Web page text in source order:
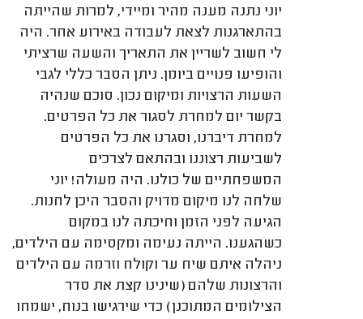
יוני נתנה מענה מהיר ומיידי, למרות שהייתה
בהתארגנות לצאת לעבודה באירוע אחר. היה
לי חשוב לשריין את התאריך והשעה שרציתי
והופיעו פנויים ביומן. ניתן הסבר כללי לגבי
השעות הרצויות ומיקום נכון. סוכם שנהיה
בקשר יום למחרת לסגור את כל הפרטים.
למחרת דיברנו, וסגרנו את כל הפרטים
לשביעות רצוננו ובהתאם לצרכים
המשפחתיים של כולנו. היה מעולה! יוני
שלחה לנו מיקום מדויק והסבר היכן לחנות.
הגיעה לפני הזמן וחיכתה לנו במקום
כשהגענו. הייתה נעימה ומקסימה עם הילדים,
ניהלה איתם שיח ער וקולח וזרמה עם הילדים
והרצונות שלהם (שינינו קצת את סדר
הצילומים המתוכנן) כדי שירגישו בנוח, ישמחו